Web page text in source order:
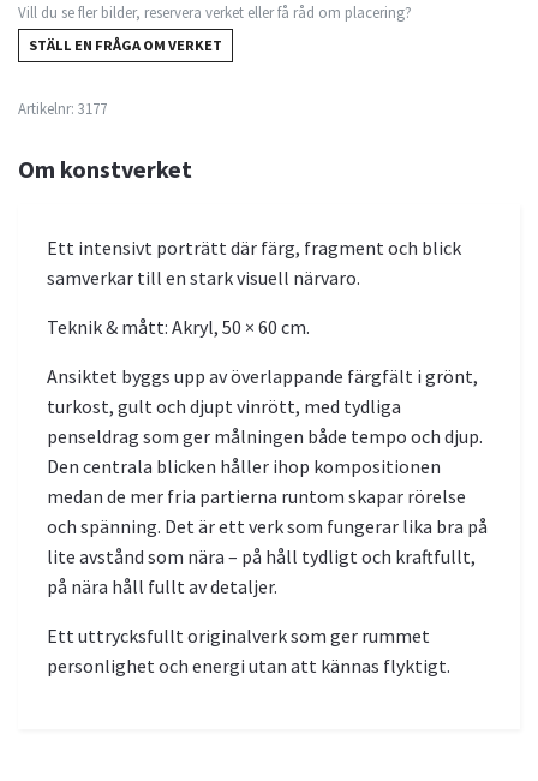
Vill du se fler bilder, reservera verket eller få råd om placering?
STÄLL EN FRÅGA OM VERKET
Artikelnr: 3177
Om konstverket
Ett intensivt porträtt där färg, fragment och blick
samverkar till en stark visuell närvaro.
Teknik & mått: Akryl, 50 × 60 cm.
Ansiktet byggs upp av överlappande färgfält i grönt,
turkost, gult och djupt vinrött, med tydliga
penseldrag som ger målningen både tempo och djup.
Den centrala blicken håller ihop kompositionen
medan de mer fria partierna runtom skapar rörelse
och spänning. Det är ett verk som fungerar lika bra på
lite avstånd som nära – på håll tydligt och kraftfullt,
på nära håll fullt av detaljer.
Ett uttrycksfullt originalverk som ger rummet
personlighet och energi utan att kännas flyktigt.